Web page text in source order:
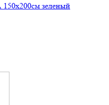
зеленый